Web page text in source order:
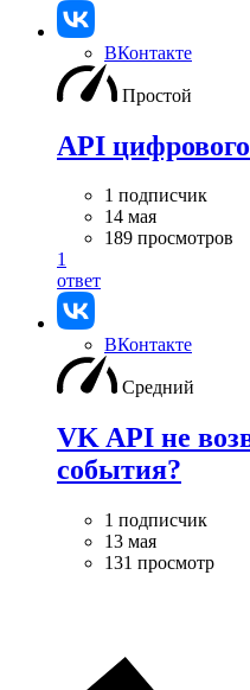
ВКонтакте
Простой
API
1 подписчик
14 мая
189 просмотров
1
ответ
ВКонтакте
Средний
VK API не
события?
1 подписчик
13 мая
131 просмотр